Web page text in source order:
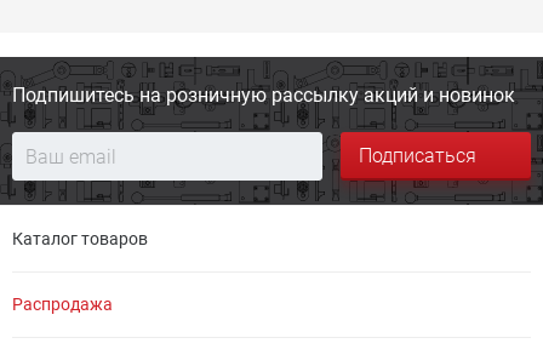
Подпишитесь на розничную рассылку акций и новинок
Подписаться
Каталог товаров
Распродажа